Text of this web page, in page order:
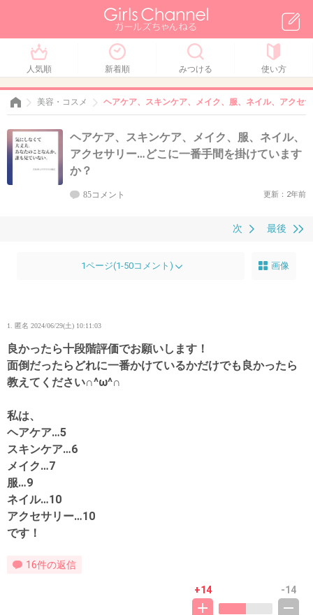
人気順 新着順 みつける 使い方
美容・コスメ ヘアケア、スキンケア、メイク、服、ネイル、アクセ
ヘアケア、スキンケア、メイク、服、ネイル、
アクセサリー…どこに一番手間を掛けています
か？
85コメント 更新：2年前
最後
次
1ページ(1-50コメント) 画像
1. 匿名 2024/06/29(土) 10:11:03
良かったら十段階評価でお願いします！
面倒だったらどれに一番かけているかだけでも良かったら
教えてください∩^ω^∩
私は、
ヘアケア…5
スキンケア…6
メイク…7
服…9
ネイル…10
アクセサリー…10
です！
16件の返信
+14 -14